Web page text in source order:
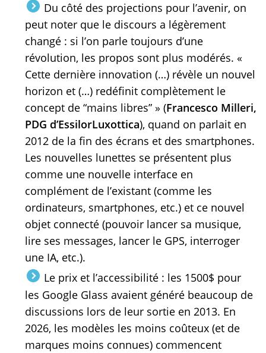
Du côté des projections pour l’avenir, on
peut noter que le discours a légèrement
changé : si l’on parle toujours d’une
révolution, les propos sont plus modérés. «
Cette dernière innovation (…) révèle un nouvel
horizon et (…) redéfinit complètement le
concept de “mains libres” » (Francesco Milleri,
PDG d’EssilorLuxottica), quand on parlait en
2012 de la fin des écrans et des smartphones.
Les nouvelles lunettes se présentent plus
comme une nouvelle interface en
complément de l’existant (comme les
ordinateurs, smartphones, etc.) et ce nouvel
objet connecté (pouvoir lancer sa musique,
lire ses messages, lancer le GPS, interroger
une IA, etc.).
Le prix et l’accessibilité : les 1500$ pour
les Google Glass avaient généré beaucoup de
discussions lors de leur sortie en 2013. En
2026, les modèles les moins coûteux (et de
marques moins connues) commencent